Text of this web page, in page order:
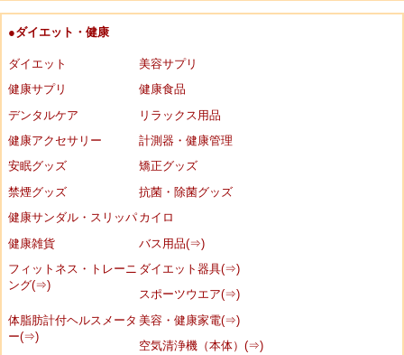
●ダイエット・健康
ダイエット
美容サプリ
健康サプリ
健康食品
デンタルケア
リラックス用品
健康アクセサリー
計測器・健康管理
安眠グッズ
矯正グッズ
禁煙グッズ
抗菌・除菌グッズ
健康サンダル・スリッパ カイロ
健康雑貨
バス用品(⇒)
フィットネス・トレーニ
ング(⇒)
ダイエット器具(⇒)
スポーツウエア(⇒)
体脂肪計付ヘルスメータ
ー(⇒)
美容・健康家電(⇒)
空気清浄機（本体）(⇒)